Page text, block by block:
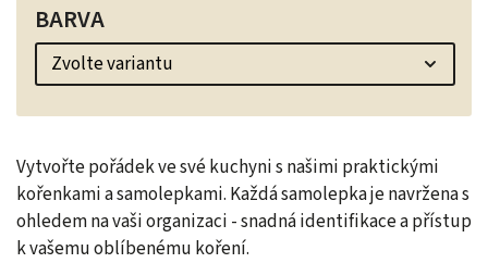
Vytvořte pořádek ve své kuchyni s našimi praktickými
kořenkami a samolepkami. Každá samolepka je navržena s
ohledem na vaši organizaci - snadná identifikace a přístup
k vašemu oblíbenému koření.
BARVA